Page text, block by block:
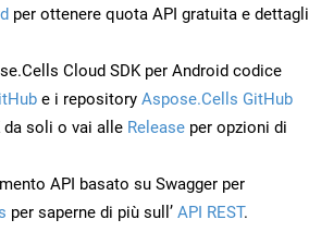
per ottenere quota API gratuita e dettagli
Cloud SDK per Android codice
e i repository Aspose.Cells GitHub
da soli o vai alle Release per opzioni di
API basato su Swagger per
per saperne di più sull’ API REST.